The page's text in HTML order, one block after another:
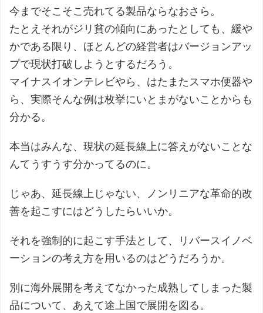
今までそこそこ売れてる製品ならなおさら。
たとえそれがジリ貧の傾向にあったとしても、緩や
かである限り、ほとんどの経営者はバージョンアッ
プで現状打破しようとするだろう。
マイナスイオンテレビやら、はたまたスマホ便器や
ら、実際そんな例は枚挙にいとまがないことからも
分かる。
本当はみんな、現状の延長線上に答えがないことな
んてうすうす分かってるのに。
じゃあ、延長線上じゃない、ノンリニアな革命的改
善を起こすにはどうしたらいいか。
それを強制的に起こす手法として、リバースイノベ
ーションの考え方を用いるのはどうだろうか。
別に海外展開を考えてなかった成熟してしまった製
品について、あえて途上国で展開を図る。